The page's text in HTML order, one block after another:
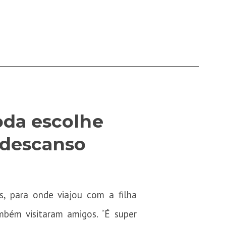
escolhe
para onde viajou com a filha
visitaram amigos. “É super